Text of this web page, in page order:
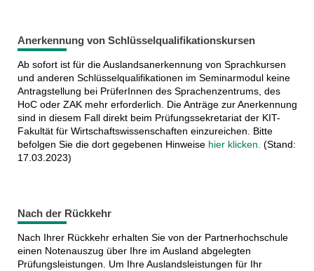
Anerkennung von Schlüsselqualifikationskursen
Ab sofort ist für die Auslandsanerkennung von Sprachkursen
und anderen Schlüsselqualifikationen im Seminarmodul keine
Antragstellung bei PrüferInnen des Sprachenzentrums, des
HoC oder ZAK mehr erforderlich. Die Anträge zur Anerkennung
sind in diesem Fall direkt beim Prüfungssekretariat der KIT-
Fakultät für Wirtschaftswissenschaften einzureichen. Bitte
befolgen Sie die dort gegebenen Hinweise hier klicken. (Stand:
17.03.2023)
Nach der Rückkehr
Nach Ihrer Rückkehr erhalten Sie von der Partnerhochschule
einen Notenauszug über Ihre im Ausland abgelegten
Prüfungsleistungen. Um Ihre Auslandsleistungen für Ihr